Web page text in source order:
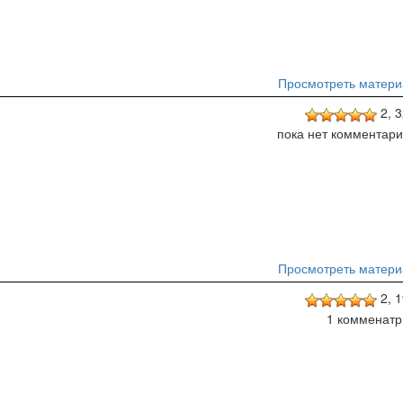
Просмотреть
2,
пока нет
Просмотреть
2,
1